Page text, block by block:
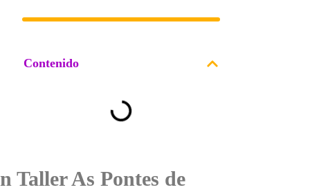
Contenido
Taller As Pontes de